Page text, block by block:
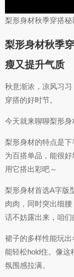
梨形身材秋季穿搭
梨形身材秋季
瘦又提升气质
秋意渐浓，凉风习
穿搭的好时节。
今天就来聊聊梨形身
梨形身材的特点是
为百搭单品，能很
用它搭出彩吧～
梨形身材首选A字版
肉肉，同时突出细
话不妨露出来，咱们
裙子的多样性能玩
能轻松hold住。像这
氛围感拉满。